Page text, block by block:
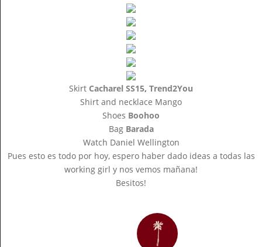
Skirt Cacharel SS15, Trend2You
Shirt and necklace Mango
Shoes Boohoo
Bag Barada
Watch Daniel Wellington
Pues esto es todo por hoy, espero haber dado ideas a todas las
working girl y nos vemos mañana!
Besitos!